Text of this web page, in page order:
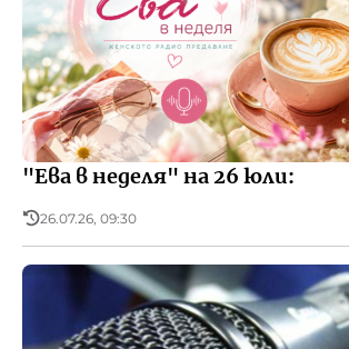
"Ева в неделя" на 26 юли:
26.07.26, 09:30